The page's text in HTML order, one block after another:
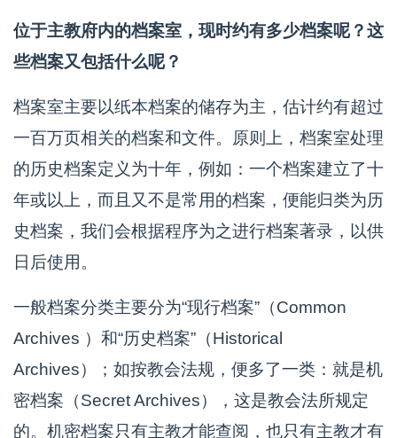
位于主教府内的档案室，现时约有多少档案呢？这
些档案又包括什么呢？
档案室主要以纸本档案的储存为主，估计约有超过
一百万页相关的档案和文件。原则上，档案室处理
的历史档案定义为十年，例如：一个档案建立了十
年或以上，而且又不是常用的档案，便能归类为历
史档案，我们会根据程序为之进行档案著录，以供
日后使用。
一般档案分类主要分为“现行档案”（Common
Archives ）和“历史档案”（Historical
Archives）；如按教会法规，便多了一类：就是机
密档案（Secret Archives），这是教会法所规定
的。机密档案只有主教才能查阅，也只有主教才有